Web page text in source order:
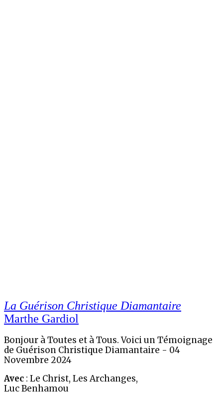
La Guérison Christique Diamantaire
Marthe Gardiol
Bonjour à Toutes et à Tous. Voici un Témoignage
de Guérison Christique Diamantaire - 04
Novembre 2024
Avec : Le Christ, Les Archanges,
Luc Benhamou